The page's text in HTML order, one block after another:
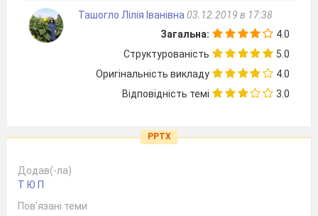
Ташогло Лілія Іванівна 03.12.2019 в 17:38
Загальна:
4.0
Структурованість
5.0
Оригінальність викладу
4.0
Відповідність темі
3.0
PPTX
Додав(-ла)
Т Ю П
Пов’язані теми